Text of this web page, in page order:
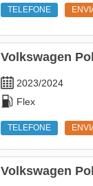
TELEFONE
Volkswagen
2023/2024
Flex
TELEFONE
Volkswagen